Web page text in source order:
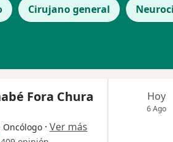
Cirujano general
Fora Chura
Oncólogo · Ver más
Hoy
6 Ago